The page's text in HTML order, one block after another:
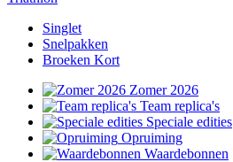
Singlet
Snelpakken
Broeken Kort
Zomer 2026
Team replica's
Speciale edities
Opruiming
Waardebonnen